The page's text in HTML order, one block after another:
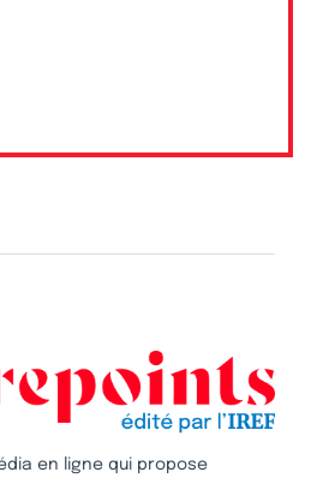
en ligne qui propose